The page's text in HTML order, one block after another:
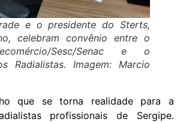
e o presidente do Sterts,
celebram convênio entre o
Sesc/Senac e o
Radialistas. Imagem: Marcio
que se torna realidade para a
profissionais de Sergipe.